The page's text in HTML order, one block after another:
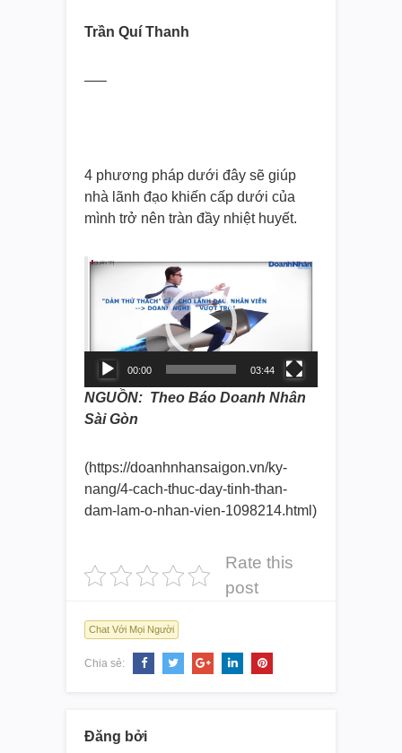
Trần Quí Thanh
—–
4 phương pháp dưới đây sẽ giúp
nhà lãnh đạo khiến cấp dưới của
mình trở nên tràn đầy nhiệt huyết.
Video
00:00 03:44
NGUỒN: Theo Báo Doanh Nhân
Sài Gòn
(https://doanhnhansaigon.vn/ky-
nang/4-cach-thuc-day-tinh-than-
dam-lam-o-nhan-vien-1098214.html)
Rate this
post
Chat Với Mọi Người
Chia sẻ:
Đăng bởi